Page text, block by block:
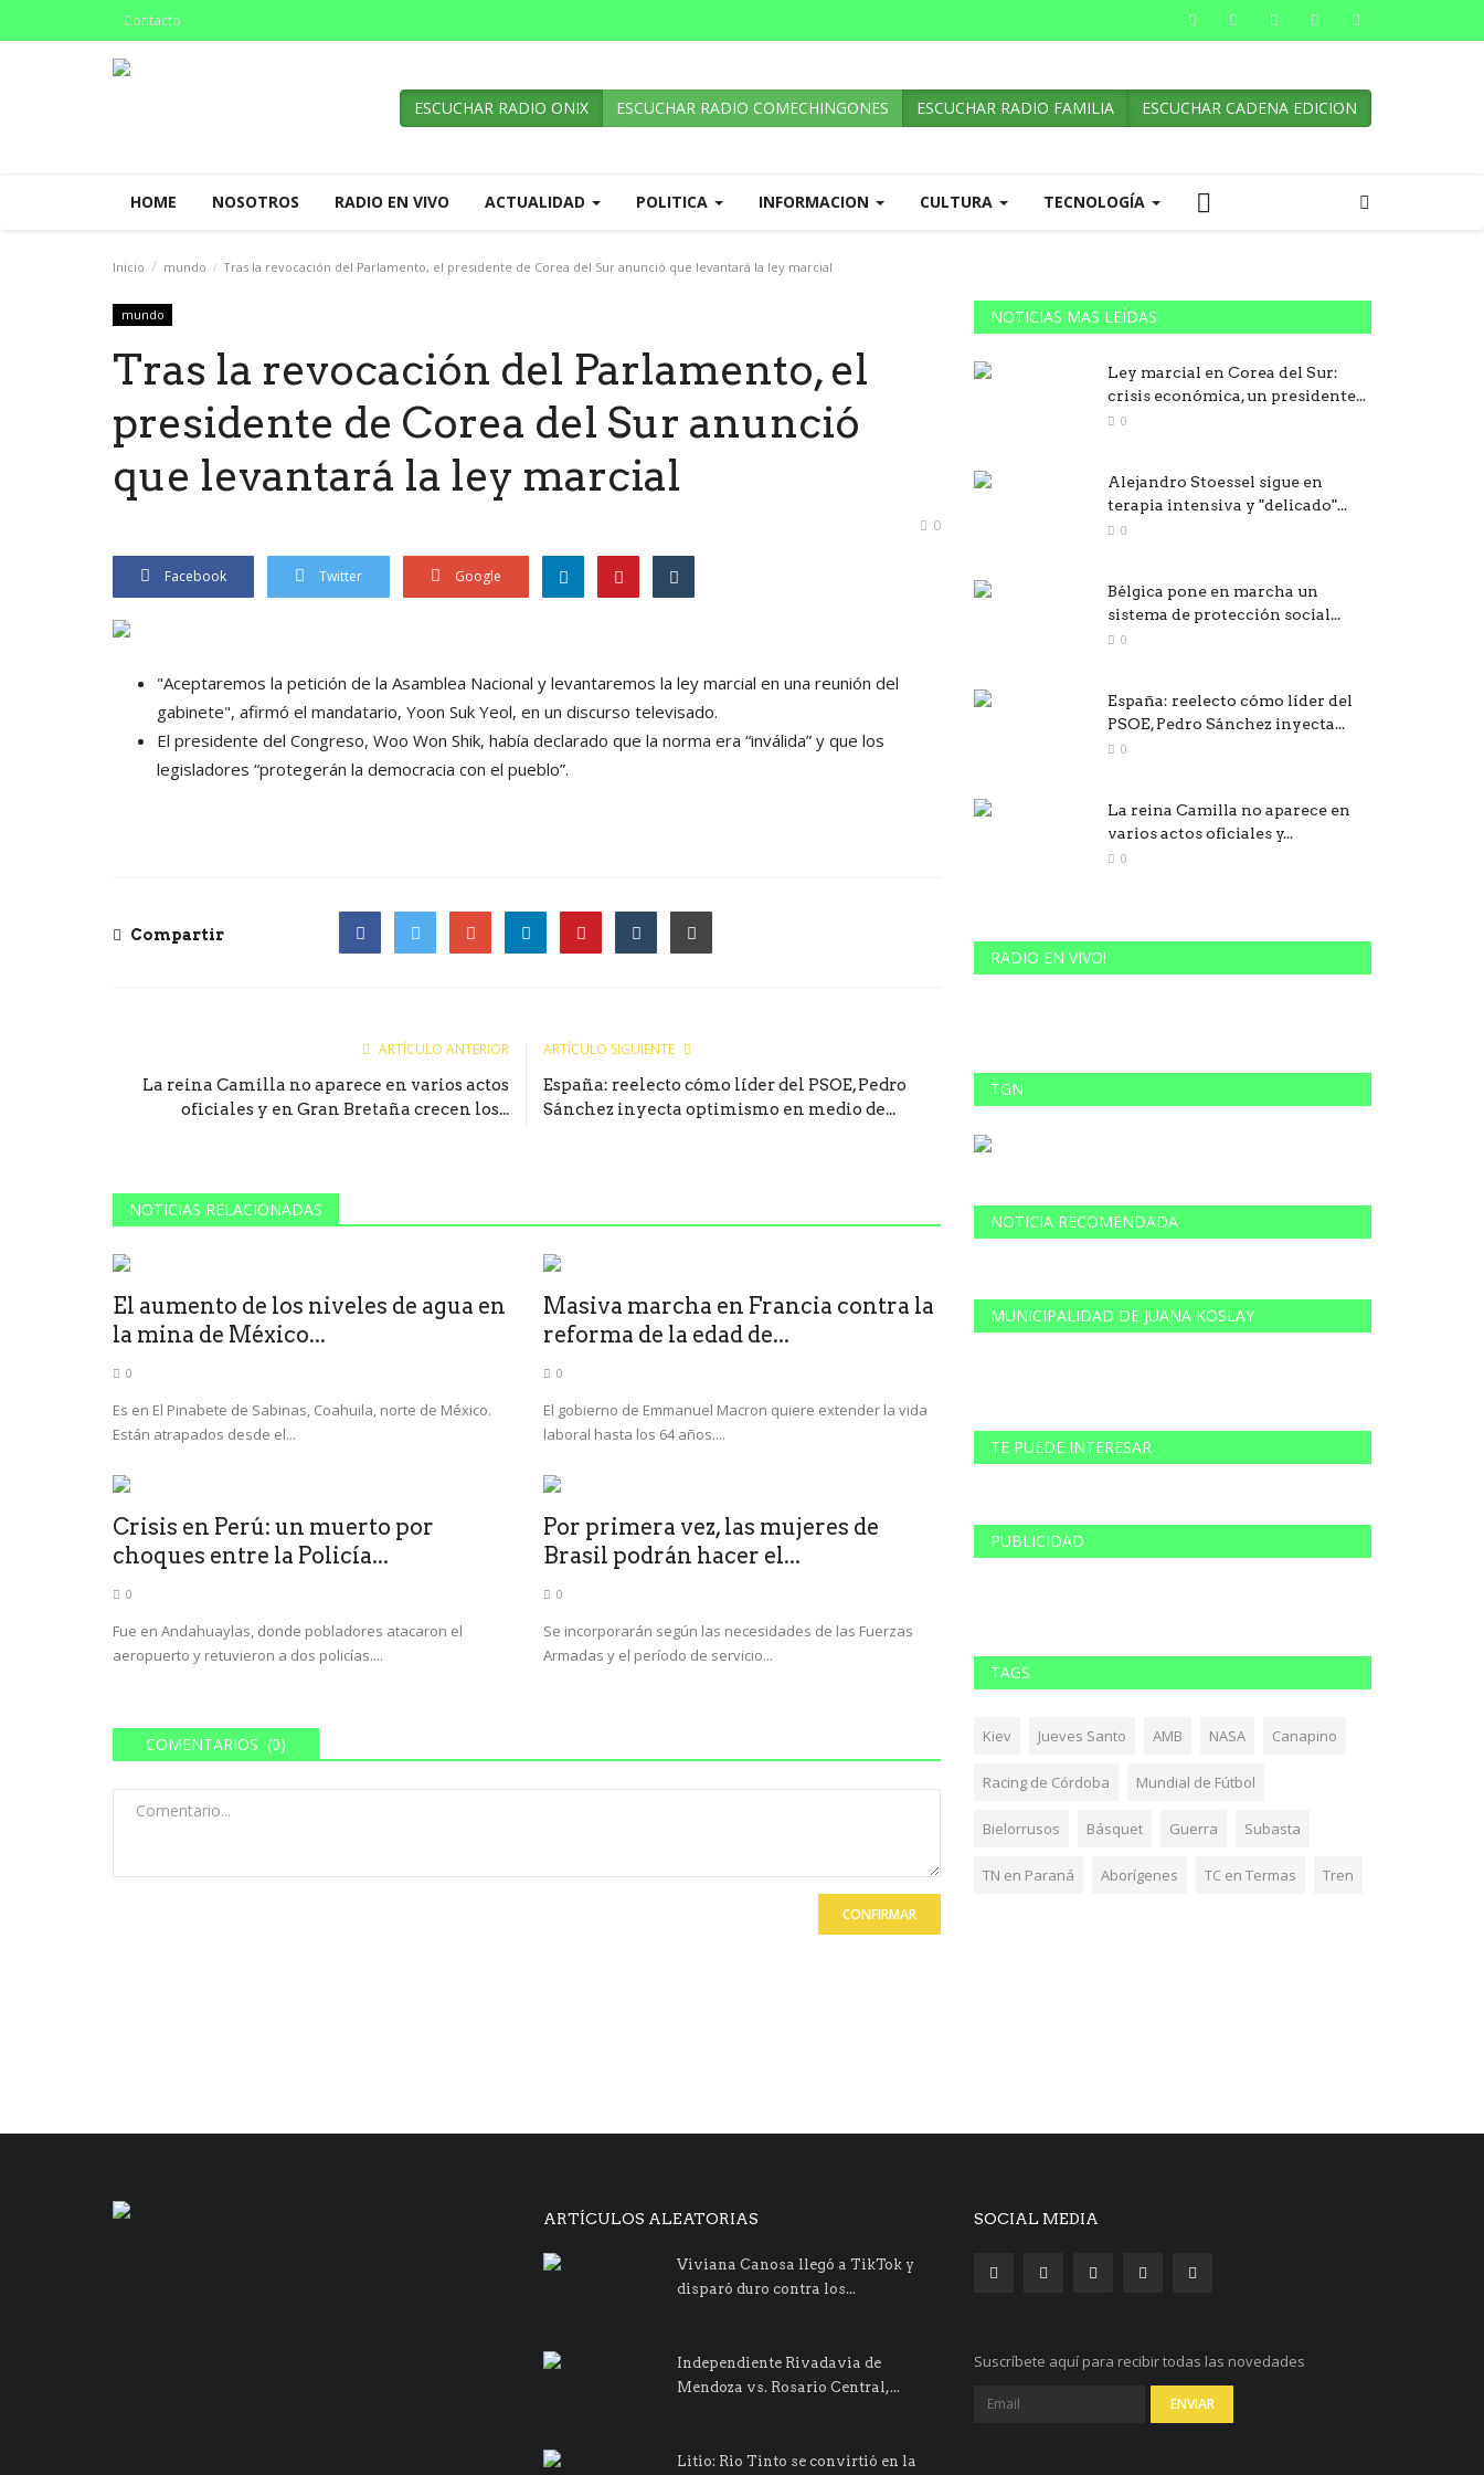
Contacto
ESCUCHAR RADIO ONIX ESCUCHAR RADIO COMECHINGONES ESCUCHAR RADIO FAMILIA ESCUCHAR CADENA EDICION
HOME NOSOTROS RADIO EN VIVO ACTUALIDAD POLITICA INFORMACION CULTURA TECNOLOGÍA
Inicio mundo Tras la revocación del Parlamento, el presidente de Corea del Sur anunció que levantará la ley marcial
mundo
Tras la revocación del Parlamento, el
presidente de Corea del Sur anunció
que levantará la ley marcial
0
Facebook Twitter Google
"Aceptaremos la petición de la Asamblea Nacional y levantaremos la ley marcial en una reunión del
gabinete", afirmó el mandatario, Yoon Suk Yeol, en un discurso televisado.
El presidente del Congreso, Woo Won Shik, había declarado que la norma era “inválida” y que los
legisladores “protegerán la democracia con el pueblo”.
Compartir
ARTÍCULO ANTERIOR
La reina Camilla no aparece en varios actos
oficiales y en Gran Bretaña crecen los...
ARTÍCULO SIGUIENTE
España: reelecto cómo líder del PSOE, Pedro
Sánchez inyecta optimismo en medio de...
NOTICIAS RELACIONADAS
El aumento de los niveles de agua en
la mina de México...
0
Es en El Pinabete de Sabinas, Coahuila, norte de México.
Están atrapados desde el...
Masiva marcha en Francia contra la
reforma de la edad de...
0
El gobierno de Emmanuel Macron quiere extender la vida
laboral hasta los 64 años....
Crisis en Perú: un muerto por
choques entre la Policía...
0
Fue en Andahuaylas, donde pobladores atacaron el
aeropuerto y retuvieron a dos policías....
Por primera vez, las mujeres de
Brasil podrán hacer el...
0
Se incorporarán según las necesidades de las Fuerzas
Armadas y el período de servicio...
COMENTARIOS (0)
CONFIRMAR
NOTICIAS MAS LEÍDAS
Ley marcial en Corea del Sur:
crisis económica, un presidente...
0
Alejandro Stoessel sigue en
terapia intensiva y "delicado"...
0
Bélgica pone en marcha un
sistema de protección social...
0
España: reelecto cómo líder del
PSOE, Pedro Sánchez inyecta...
0
La reina Camilla no aparece en
varios actos oficiales y...
0
RADIO EN VIVO!
TGN
NOTICIA RECOMENDADA
MUNICIPALIDAD DE JUANA KOSLAY
TE PUEDE INTERESAR
PUBLICIDAD
TAGS
Kiev Jueves Santo AMB NASA Canapino
Racing de Córdoba Mundial de Fútbol
Bielorrusos Básquet Guerra Subasta
TN en Paraná Aborígenes TC en Termas Tren
ARTÍCULOS ALEATORIAS
Viviana Canosa llegó a TikTok y
disparó duro contra los...
Independiente Rivadavia de
Mendoza vs. Rosario Central,...
Litio: Rio Tinto se convirtió en la
SOCIAL MEDIA
Suscríbete aquí para recibir todas las novedades